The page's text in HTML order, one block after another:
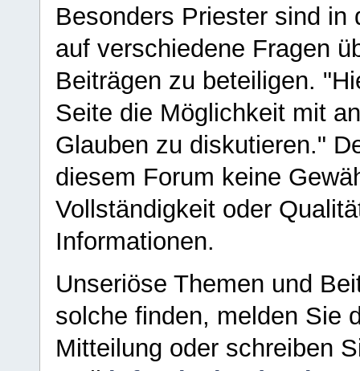
Besonders Priester sind in
auf verschiedene Fragen
Beiträgen zu beteiligen.
Seite die Möglichkeit mit
Glauben zu diskutieren."
diesem Forum keine
Vollständigkeit oder
Informationen.
Unseriöse Themen und
solche finden, melden Sie
Mitteilung oder schreiben